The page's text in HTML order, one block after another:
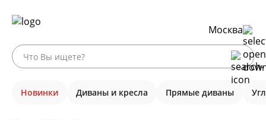
Москва
Новинки Диваны и кресла Прямые диваны